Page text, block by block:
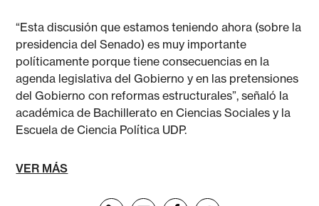
“Esta discusión que estamos teniendo ahora (sobre la
presidencia del Senado) es muy importante
políticamente porque tiene consecuencias en la
agenda legislativa del Gobierno y en las pretensiones
del Gobierno con reformas estructurales”, señaló la
académica de Bachillerato en Ciencias Sociales y la
Escuela de Ciencia Política UDP.
VER MÁS